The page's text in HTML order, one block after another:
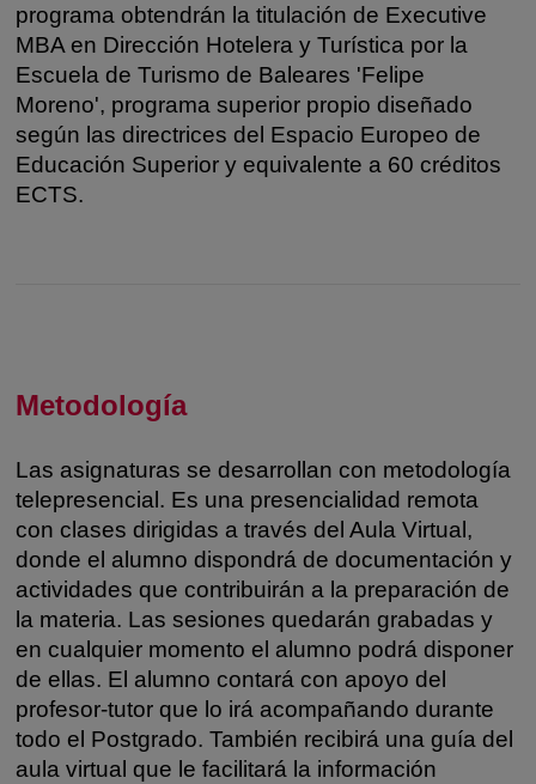
programa obtendrán la titulación de Executive
MBA en Dirección Hotelera y Turística por la
Escuela de Turismo de Baleares 'Felipe
Moreno', programa superior propio diseñado
según las directrices del Espacio Europeo de
Educación Superior y equivalente a 60 créditos
ECTS.
Metodología
Las asignaturas se desarrollan con metodología
telepresencial. Es una presencialidad remota
con clases dirigidas a través del Aula Virtual,
donde el alumno dispondrá de documentación y
actividades que contribuirán a la preparación de
la materia. Las sesiones quedarán grabadas y
en cualquier momento el alumno podrá disponer
de ellas. El alumno contará con apoyo del
profesor-tutor que lo irá acompañando durante
todo el Postgrado. También recibirá una guía del
aula virtual que le facilitará la información